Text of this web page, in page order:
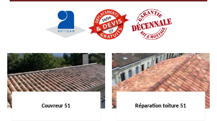
Couvreur 51 Réparation toiture 51